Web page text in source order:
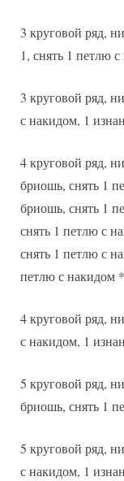
3 круговой ряд,
1, снять 1 петлю
3 круговой ряд,
с накидом, 1
4 круговой ряд,
бриошь, снять 1
бриошь, снять 1
снять 1 петлю с
снять 1 петлю с
петлю с накидом
4 круговой ряд,
с накидом, 1
5 круговой ряд,
бриошь, снять 1
5 круговой ряд,
с накидом, 1